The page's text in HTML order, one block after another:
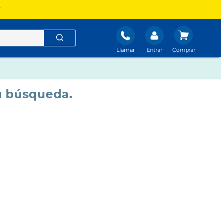
Llamar Entrar
búsqueda.